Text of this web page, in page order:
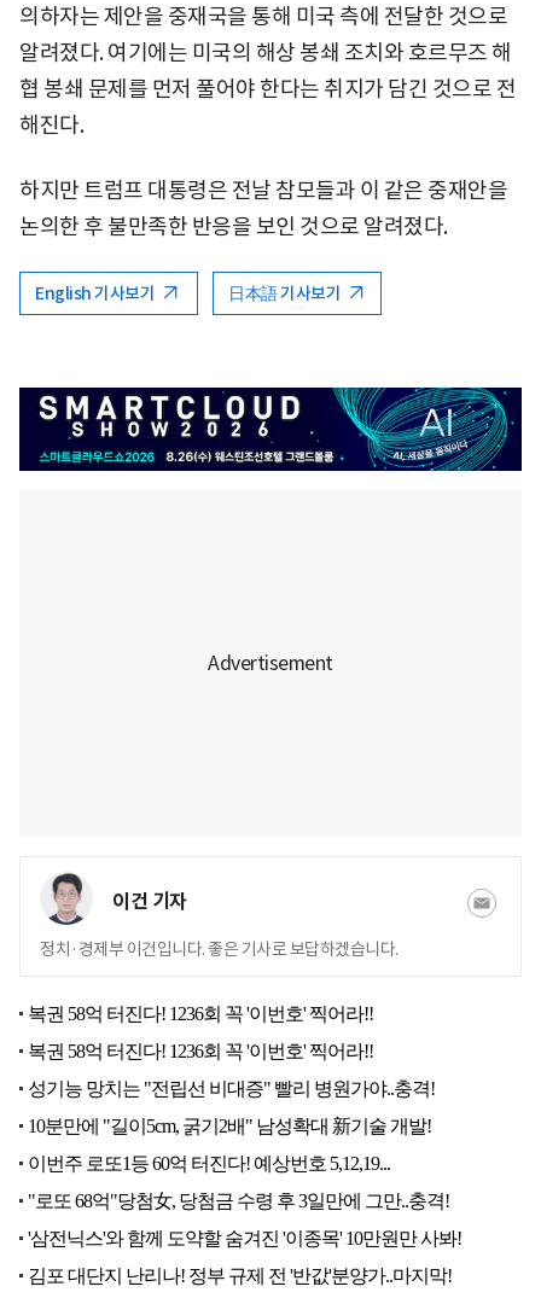
의하자는 제안을 중재국을 통해 미국 측에 전달한 것으로
알려졌다. 여기에는 미국의 해상 봉쇄 조치와 호르무즈 해
협 봉쇄 문제를 먼저 풀어야 한다는 취지가 담긴 것으로 전
해진다.
하지만 트럼프 대통령은 전날 참모들과 이 같은 중재안을
논의한 후 불만족한 반응을 보인 것으로 알려졌다.
English 기사보기 日本語 기사보기
이건 기자
정치·경제부 이건입니다. 좋은 기사로 보답하겠습니다.